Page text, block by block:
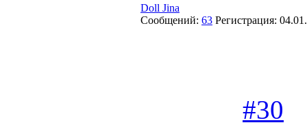
Doll Jina
Сообщений: 63 Регистрация:
#30